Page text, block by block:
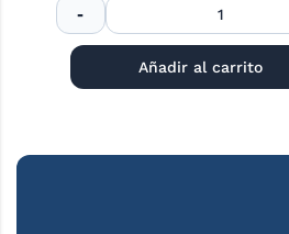
Añadir al carrito